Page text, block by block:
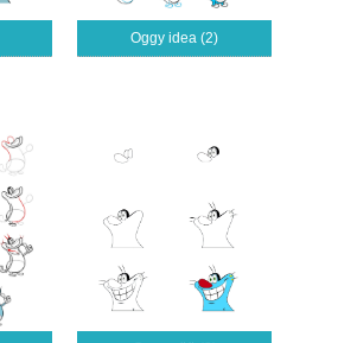
Oggy idea (2)